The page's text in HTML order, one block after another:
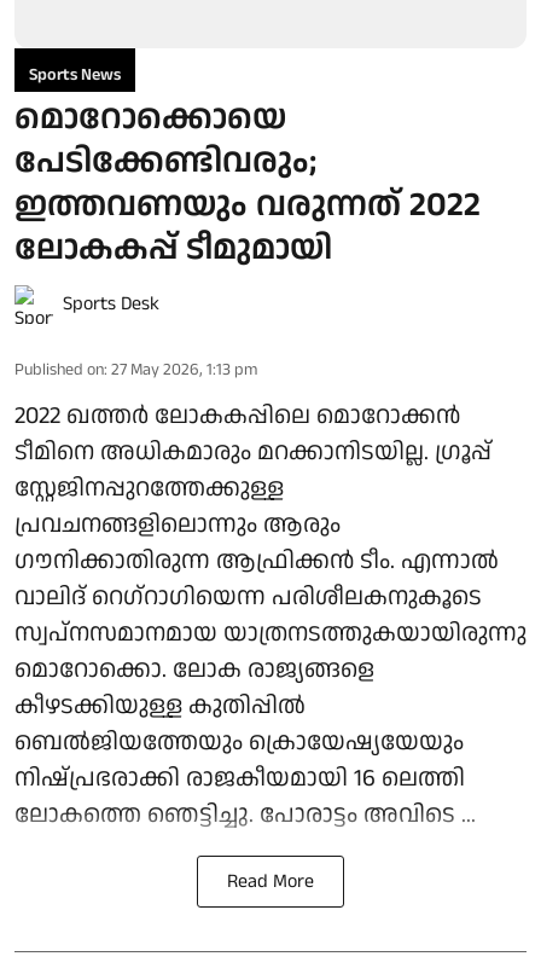
Sports News
മൊറോക്കൊയെ
പേടിക്കേണ്ടിവരും;
ഇത്തവണയും വരുന്നത് 2022
ലോകകപ്പ് ടീമുമായി
Sports Desk
Published on: 27 May 2026, 1:13 pm
2022 ഖത്തർ ലോകകപ്പിലെ മൊറോക്കൻ
ടീമിനെ അധികമാരും മറക്കാനിടയില്ല. ​ഗ്രൂപ്പ്
സ്റ്റേജിനപ്പുറത്തേക്കുള്ള
പ്രവചനങ്ങളിലൊന്നും ആരും ​
ഗൗനിക്കാതിരുന്ന ആഫ്രിക്കൻ ടീം. എന്നാൽ
വാലിദ് റെ​ഗ്റാ​ഗിയെന്ന പരിശീലകനുകൂടെ
സ്വപ്നസമാനമായ യാത്രനടത്തുകയായിരുന്നു
മൊറോക്കൊ. ലോക രാജ്യങ്ങളെ
കീഴടക്കിയുള്ള കുതിപ്പിൽ
ബെൽജിയത്തേയും ക്രൊയേഷ്യയേയും
നിഷ്പ്രഭരാക്കി രാജകീയമായി ​16 ലെത്തി
ലോകത്തെ ഞെട്ടിച്ചു. പോരാട്ടം അവിടെ ...
Read More